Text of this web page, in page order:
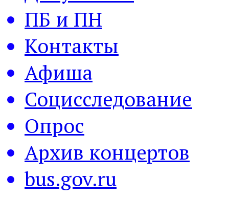
ПБ и ПН
Контакты
Афиша
Социсследование
Опрос
Архив концертов
bus.gov.ru